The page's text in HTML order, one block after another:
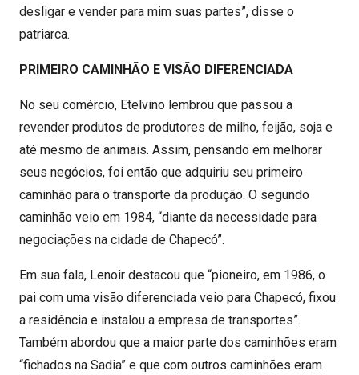
desligar e vender para mim suas partes”, disse o
patriarca.
PRIMEIRO CAMINHÃO E VISÃO DIFERENCIADA
No seu comércio, Etelvino lembrou que passou a
revender produtos de produtores de milho, feijão, soja e
até mesmo de animais. Assim, pensando em melhorar
seus negócios, foi então que adquiriu seu primeiro
caminhão para o transporte da produção. O segundo
caminhão veio em 1984, “diante da necessidade para
negociações na cidade de Chapecó”.
Em sua fala, Lenoir destacou que “pioneiro, em 1986, o
pai com uma visão diferenciada veio para Chapecó, fixou
a residência e instalou a empresa de transportes”.
Também abordou que a maior parte dos caminhões eram
“fichados na Sadia” e que com outros caminhões eram